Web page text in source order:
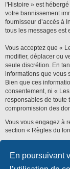
En poursuivant
l'Histoire » est
votre bannissement
fournisseur d’accès à
tous les messages est
Vous acceptez que «
modifier, déplacer ou
seule discrétion. En
informations que vous
Bien que ces
consentement, ni «
responsables de toute
compromission des
Vous vous engagez à
section « Règles du